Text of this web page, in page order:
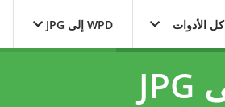
كل الأدوات WPD إلى JPG